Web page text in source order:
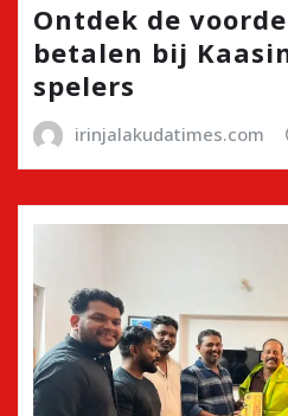
Ontdek de
betalen bij
spelers
irinjalakudatimes.com